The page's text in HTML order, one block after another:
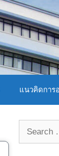
แนวคิดกา